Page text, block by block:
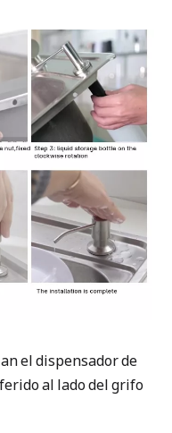
el dispensador de
al lado del grifo